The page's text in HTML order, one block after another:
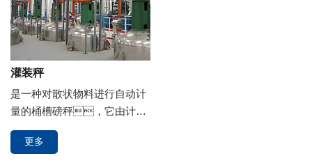
灌装秤
是一种对散状物料进行自动计
量的桶槽磅秤，它由计量
桶槽、出料阀门、气
控组件、秤重模
更多